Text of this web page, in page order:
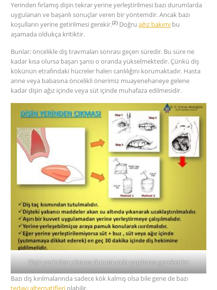
Yerinden fırlamış dişin tekrar yerine yerleştirilmesi bazı durumlarda
uygulanan ve başarılı sonuçlar veren bir yöntemdir. Ancak bazı
koşulların yerine getirilmesi gerekir.(2) Doğruağız bakımı bu
aşamada oldukça kritiktir.
Bunlar; öncelikle diş travmaları sonrası geçen süredir. Bu süre ne
kadar kısa olursa başarı şansı o oranda yükselmektedir. Çünkü diş
kökünün etrafındaki hücreler halen canlılığını korumaktadır. Hasta
anne veya babasına öncelikli önerimiz muayenehaneye gelene
kadar dişin ağız içinde veya süt içinde muhafaza edilmesidir.
Dişin yerinden çıkması durumunda yapılması gerekenler
Bazı diş kırılmalarında sadece kök kalmış olsa bile gene de bazı
tedavi alternatifleriolabilir.